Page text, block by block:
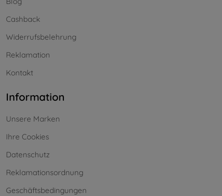
Cashback
Widerrufsbelehrung
Reklamation
Kontakt
Information
Unsere Marken
Ihre Cookies
Datenschutz
Reklamationsordnung
Geschäftsbedingungen